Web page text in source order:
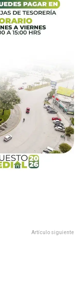
Artículo siguiente